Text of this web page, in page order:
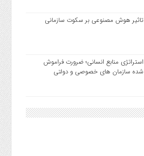
تاثیر هوش مصنوعی بر سکوت سازمانی
استراتژی منابع انسانی؛ ضرورت فراموش
شده سازمان های خصوصی و دولتی